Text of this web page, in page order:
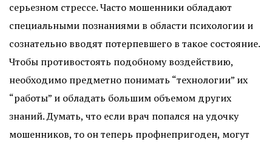
серьезном стрессе. Часто мошенники обладают
специальными познаниями в области психологии и
сознательно вводят потерпевшего в такое состояние.
Чтобы противостоять подобному воздействию,
необходимо предметно понимать “технологии” их
“работы” и обладать большим объемом других
знаний. Думать, что если врач попался на удочку
мошенников, то он теперь профнепригоден, могут